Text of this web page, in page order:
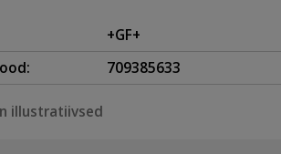
+GF+
709385633
illustratiivsed